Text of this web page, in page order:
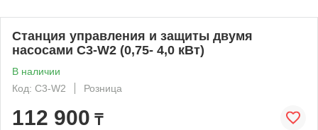
Станция управления и защиты двумя
насосами C3-W2 (0,75- 4,0 кВт)
В наличии
Код: C3-W2
Розница
112 900 ₸